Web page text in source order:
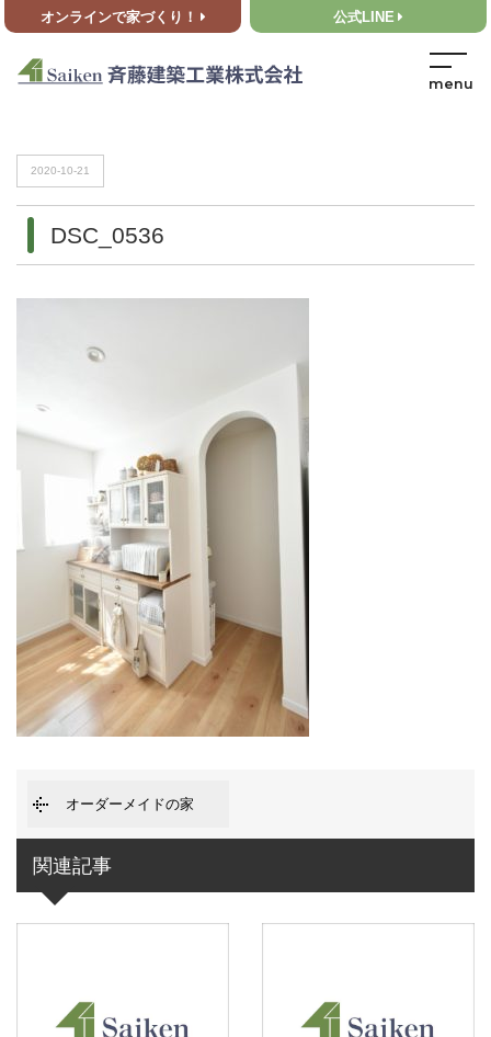
オンラインで家づくり！ 公式LINE
HOME>DSC_0536
2020-10-21
DSC_0536
オーダーメイドの家
関連記事